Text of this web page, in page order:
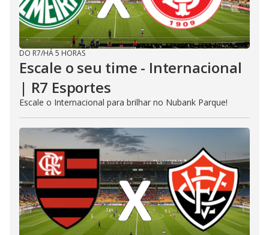
DO R7/HÁ 5 HORAS
Escale o seu time - Internacional
| R7 Esportes
Escale o Internacional para brilhar no Nubank Parque!